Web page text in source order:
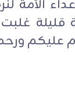
الأمة
غلبت
عليكم